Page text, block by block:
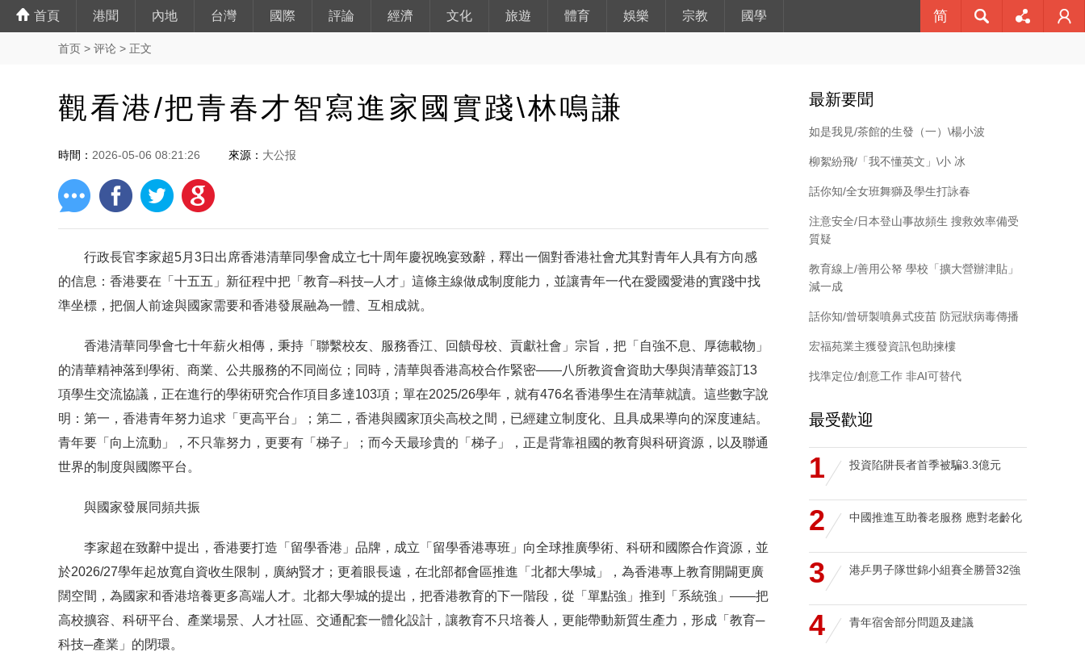
 首頁 港聞 內地 台灣 國際 評論 經濟 文化 旅遊 體育 娛樂 宗教 國學 简   
首页 > 评论 > 正文
觀看港/把青春才智寫進家國實踐\林鳴謙
時間： 2026-05-06 08:21:26 來源： 大公报
行政長官李家超5月3日出席香港清華同學會成立七十周年慶祝晚宴致辭，釋出一個對香港社會尤其對青年人具有方向感
的信息：香港要在「十五五」新征程中把「教育─科技─人才」這條主線做成制度能力，並讓青年一代在愛國愛港的實踐中找
準坐標，把個人前途與國家需要和香港發展融為一體、互相成就。
香港清華同學會七十年薪火相傳，秉持「聯繫校友、服務香江、回饋母校、貢獻社會」宗旨，把「自強不息、厚德載物」
的清華精神落到學術、商業、公共服務的不同崗位；同時，清華與香港高校合作緊密——八所教資會資助大學與清華簽訂13
項學生交流協議，正在進行的學術研究合作項目多達103項；單在2025/26學年，就有476名香港學生在清華就讀。這些數字說
明：第一，香港青年努力追求「更高平台」；第二，香港與國家頂尖高校之間，已經建立制度化、且具成果導向的深度連結。
青年要「向上流動」，不只靠努力，更要有「梯子」；而今天最珍貴的「梯子」，正是背靠祖國的教育與科研資源，以及聯通
世界的制度與國際平台。
與國家發展同頻共振
李家超在致辭中提出，香港要打造「留學香港」品牌，成立「留學香港專班」向全球推廣學術、科研和國際合作資源，並
於2026/27學年起放寬自資收生限制，廣納賢才；更着眼長遠，在北部都會區推進「北都大學城」，為香港專上教育開闢更廣
闊空間，為國家和香港培養更多高端人才。北都大學城的提出，把香港教育的下一階段，從「單點強」推到「系統強」——把
高校擴容、科研平台、產業場景、人才社區、交通配套一體化設計，讓教育不只培養人，更能帶動新質生產力，形成「教育─
科技─產業」的閉環。
最新要聞
如是我見/茶館的生發（一）\楊小波
柳絮紛飛/「我不懂英文」\小 冰
話你知/全女班舞獅及學生打詠春
注意安全/日本登山事故頻生 搜救效率備受
質疑
教育線上/善用公帑 學校「擴大營辦津貼」
減一成
話你知/曾研製噴鼻式疫苗 防冠狀病毒傳播
宏福苑業主獲發資訊包助揀樓
找準定位/創意工作 非AI可替代
最受歡迎
1 投資陷阱長者首季被騙3.3億元
2 中國推進互助養老服務 應對老齡化
3 港乒男子隊世錦小組賽全勝晉32強
4 青年宿舍部分問題及建議